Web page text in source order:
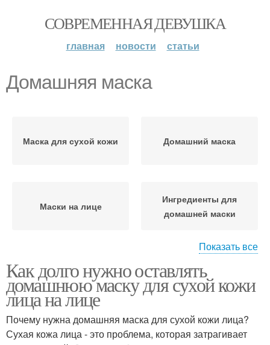
СОВРЕМЕННАЯ ДЕВУШКА
главная новости статьи
Домашняя маска
Маска для сухой кожи Домашний маска
Маски на лице
Ингредиенты для
домашней маски
Маски для сухой кожи
домашних масок
Домашние маски Маски для лица
Показать все
Как долго нужно оставлять
домашнюю маску для сухой кожи
лица на лице
Почему нужна домашняя маска для сухой кожи лица?
Сухая кожа лица - это проблема, которая затрагивает